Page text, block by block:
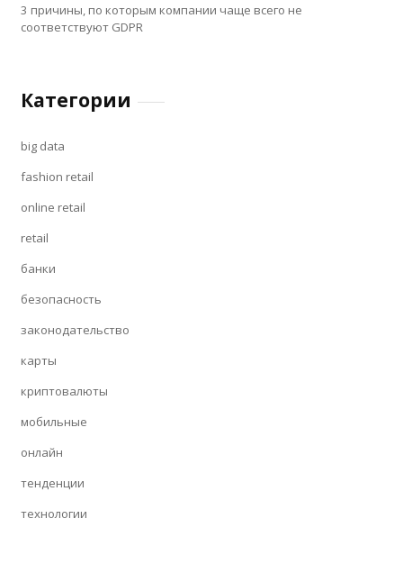
3 причины, по которым компании чаще всего не
соответствуют GDPR
Категории
big data
fashion retail
online retail
retail
банки
безопасность
законодательство
карты
криптовалюты
мобильные
онлайн
тенденции
технологии